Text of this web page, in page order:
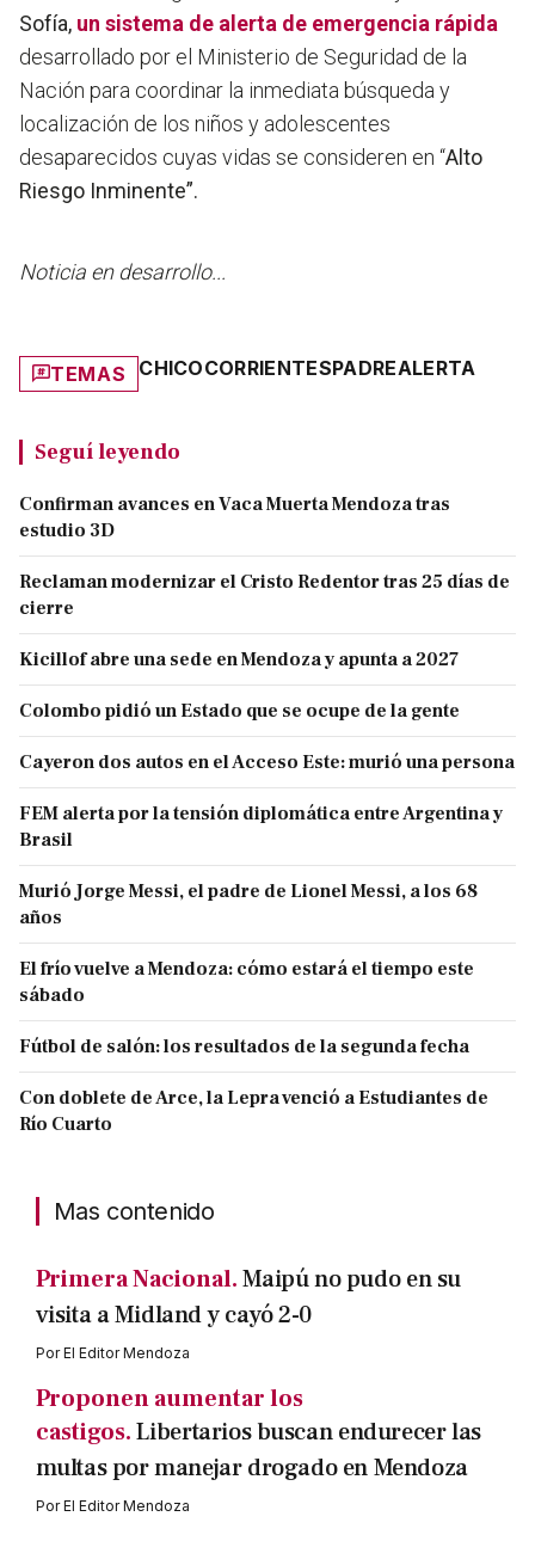
Sofía, un sistema de alerta de emergencia rápida
desarrollado por el Ministerio de Seguridad de la
Nación para coordinar la inmediata búsqueda y
localización de los niños y adolescentes
desaparecidos cuyas vidas se consideren en “Alto
Riesgo Inminente”.
Noticia en desarrollo...
TEMAS CHICOCORRIENTESPADREALERTA
Seguí leyendo
Confirman avances en Vaca Muerta Mendoza tras
estudio 3D
Reclaman modernizar el Cristo Redentor tras 25 días de
cierre
Kicillof abre una sede en Mendoza y apunta a 2027
Colombo pidió un Estado que se ocupe de la gente
Cayeron dos autos en el Acceso Este: murió una persona
FEM alerta por la tensión diplomática entre Argentina y
Brasil
Murió Jorge Messi, el padre de Lionel Messi, a los 68
años
El frío vuelve a Mendoza: cómo estará el tiempo este
sábado
Fútbol de salón: los resultados de la segunda fecha
Con doblete de Arce, la Lepra venció a Estudiantes de
Río Cuarto
Mas contenido
Primera Nacional.Maipú no pudo en su
visita a Midland y cayó 2-0
PorEl Editor Mendoza
Proponen aumentar los
castigos.Libertarios buscan endurecer las
multas por manejar drogado en Mendoza
PorEl Editor Mendoza